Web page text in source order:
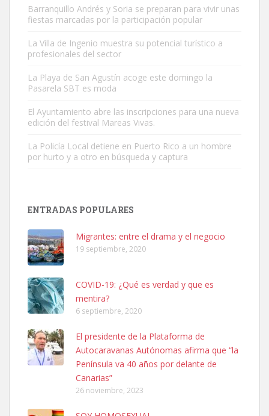
Este gato macho ha aparecido en la calle hace menos de un mes,
Leales.org » Gran Canaria
9.7.2025
Adopción urgente
hembra, 4 años. Por motivos personales ...
Leales.org » Gran Canaria | 6.7.2025
SHIBA PERDIDO AVDA JOSE MESA Y LOPEZ
PERRO MACHO RAZA SHIBA CON MICROCHIP PERDIDO HOY
06/07/2025 ZONA MESA Y LOPEZ. ES MUY ASUSTADIZO
Leales.org » Gran Canaria | 6.7.2025
Barranquillo Andrés y Soria se preparan para vivir unas
fiestas marcadas por la participación popular
La Villa de Ingenio muestra su potencial turístico a
profesionales del sector
La Playa de San Agustín acoge este domingo la
Pasarela SBT es moda
El Ayuntamiento abre las inscripciones para una nueva
edición del festival Mareas Vivas.
La Policía Local detiene en Puerto Rico a un hombre
por hurto y a otro en búsqueda y captura
ENTRADAS POPULARES
Migrantes: entre el drama y el negocio
19 septiembre, 2020
COVID-19: ¿Qué es verdad y que es
mentira?
6 septiembre, 2020
El presidente de la Plataforma de
Autocaravanas Autónomas afirma que “la
Península va 40 años por delante de
Canarias”
26 noviembre, 2023